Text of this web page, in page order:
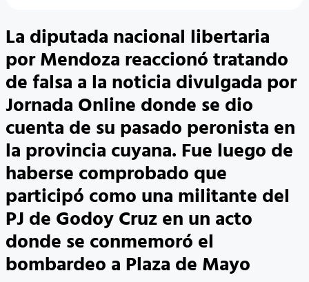
La diputada nacional libertaria
por Mendoza reaccionó tratando
de falsa a la noticia divulgada por
Jornada Online donde se dio
cuenta de su pasado peronista en
la provincia cuyana. Fue luego de
haberse comprobado que
participó como una militante del
PJ de Godoy Cruz en un acto
donde se conmemoró el
bombardeo a Plaza de Mayo